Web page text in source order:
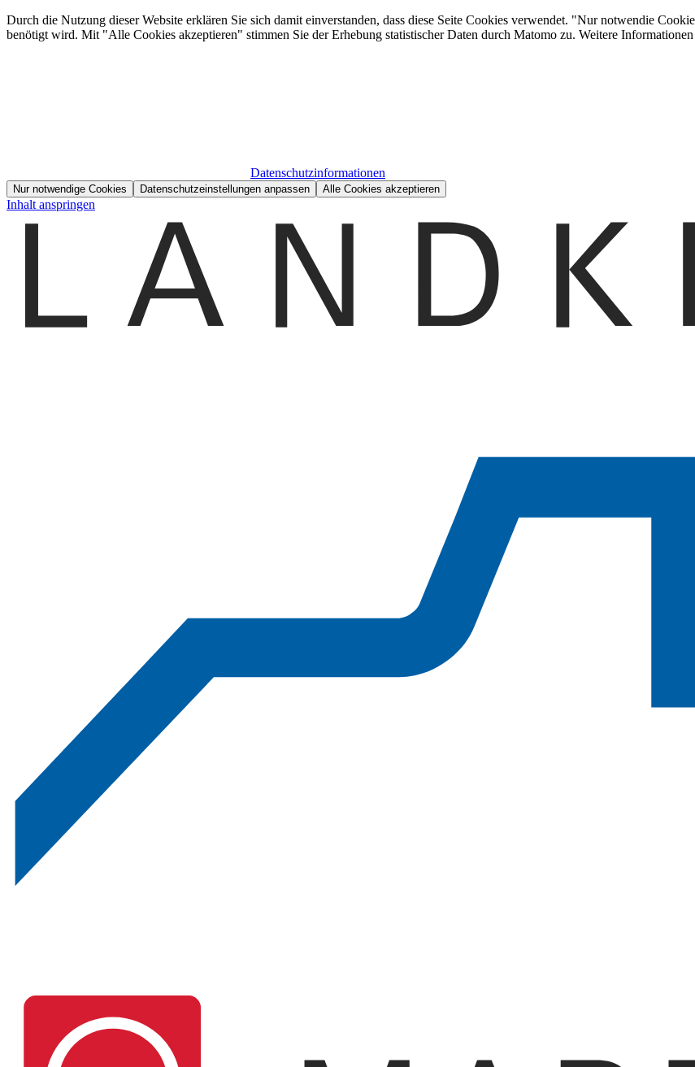
Durch die Nutzung dieser Website erklären Sie sich damit einverstanden, dass diese Seite Cookies verwendet. "Nur notwendie
benötigt wird. Mit "Alle Cookies akzeptieren" stimmen Sie der Erhebung statistischer Daten durch Matomo zu. Weitere
Datenschutzinformationen
Nur notwendige Cookies Datenschutzeinstellungen anpassen Alle Cookies akzeptieren
Inhalt anspringen